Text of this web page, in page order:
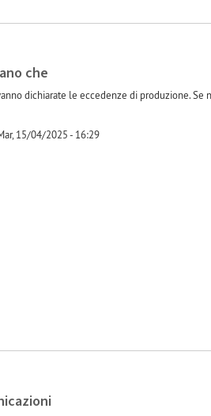
che
dichiarate le eccedenze di produzione. Se
15/04/2025 - 16:29